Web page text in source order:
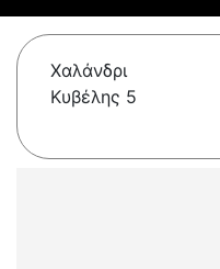
Χαλάνδρι
Κυβέλης 5